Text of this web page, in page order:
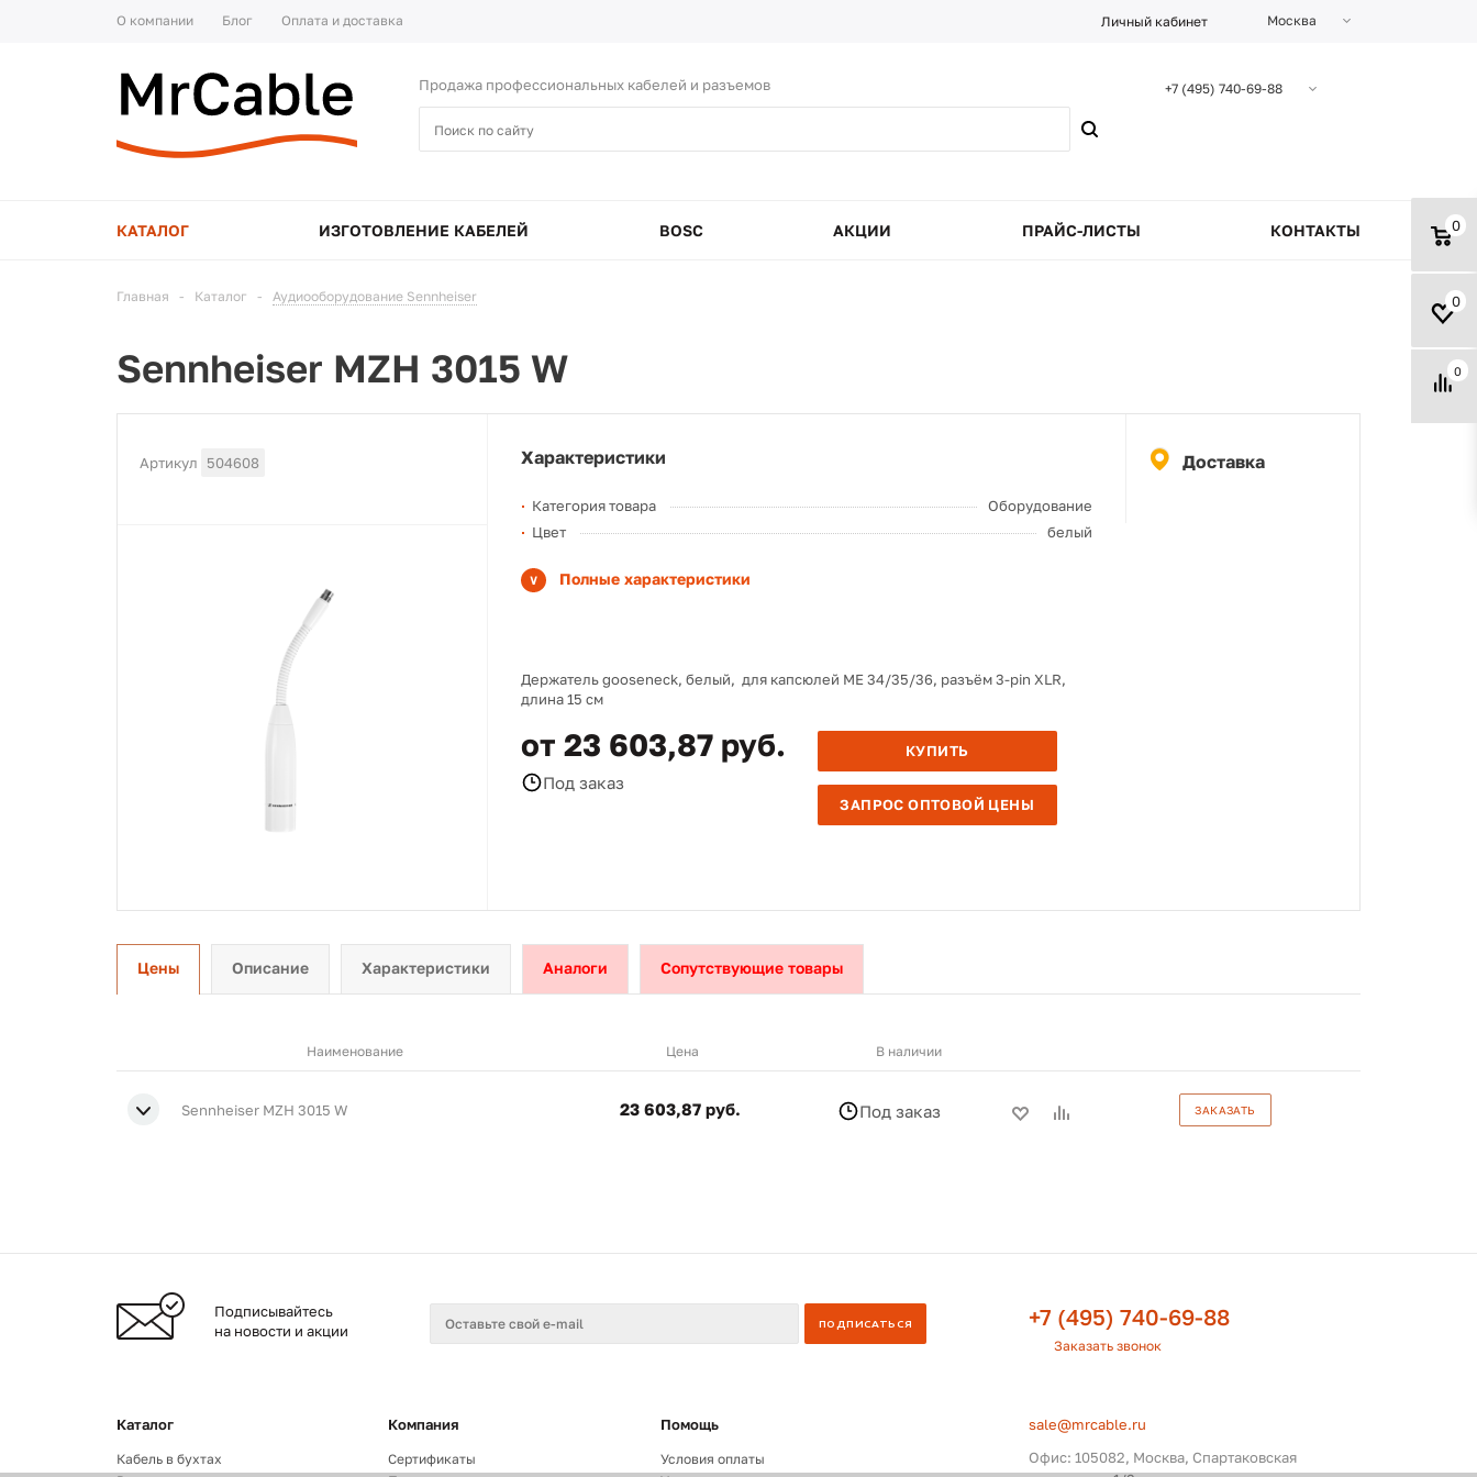
О компании Блог Оплата и доставка Личный кабинет Москва
Продажа профессиональных кабелей и разъемов +7 (495) 740-69-88
0
0
0
КАТАЛОГ ИЗГОТОВЛЕНИЕ КАБЕЛЕЙ BOSC АКЦИИ ПРАЙС-ЛИСТЫ КОНТАКТЫ
Главная - Каталог - Аудиооборудование Sennheiser
Sennheiser MZH 3015 W
Артикул 504608 Характеристики
Категория товара
Оборудование
Цвет
белый
Полные характеристики
Держатель gooseneck, белый, для капсюлей МЕ 34/35/36, разъём 3-pin XLR,
длина 15 см
от 23 603,87 руб.
Под заказ
КУПИТЬ
ЗАПРОС ОПТОВОЙ ЦЕНЫ
Доставка
Цены Описание Характеристики Аналоги Сопутствующие товары
Наименование Цена В наличии
Sennheiser MZH 3015 W 23 603,87 руб. Под заказ ЗАКАЗАТЬ
Подписывайтесь
на новости и акции
+7 (495) 740-69-88
Заказать звонок
Каталог Компания Помощь
Кабель в бухтах
Сертификаты
Условия оплаты
sale@mrcable.ru
Офис: 105082, Москва, Спартаковская